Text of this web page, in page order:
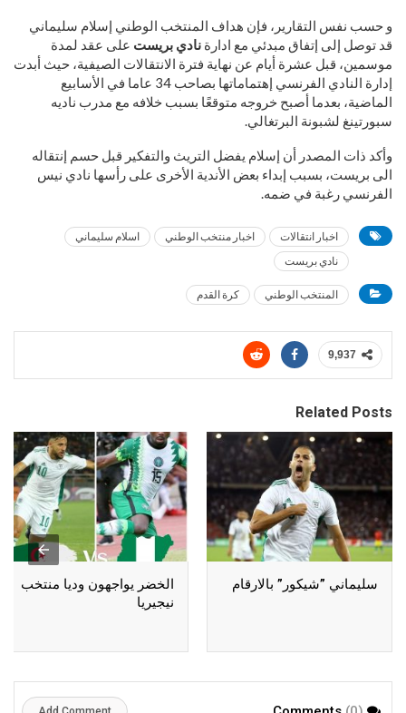
و حسب نفس التقارير، فإن هداف المنتخب الوطني إسلام سليماني
قد توصل إلى إتفاق مبدئي مع ادارة نادي بريست على عقد لمدة
موسمين، قبل عشرة أيام عن نهاية فترة الانتقالات الصيفية، حيث أبدت
إدارة النادي الفرنسي إهتماماتها بصاحب 34 عاما في الأسابيع
الماضية، بعدما أصبح خروجه متوقعًا بسبب خلافه مع مدرب ناديه
سبورتينغ لشبونة البرتغالي.
وأكد ذات المصدر أن إسلام يفضل التريث والتفكير قبل حسم إنتقاله
الى بريست، بسبب إبداء بعض الأندية الأخرى على رأسها نادي نيس
الفرنسي رغبة في ضمه.
اخبار انتقالات اخبار منتخب الوطني
اسلام سليماني
نادي بريست
المنتخب الوطني كرة القدم
9,937
Related Posts
سليماني ”شيكور” بالارقام
الخضر يواجهون وديا منتخب
نيجيريا